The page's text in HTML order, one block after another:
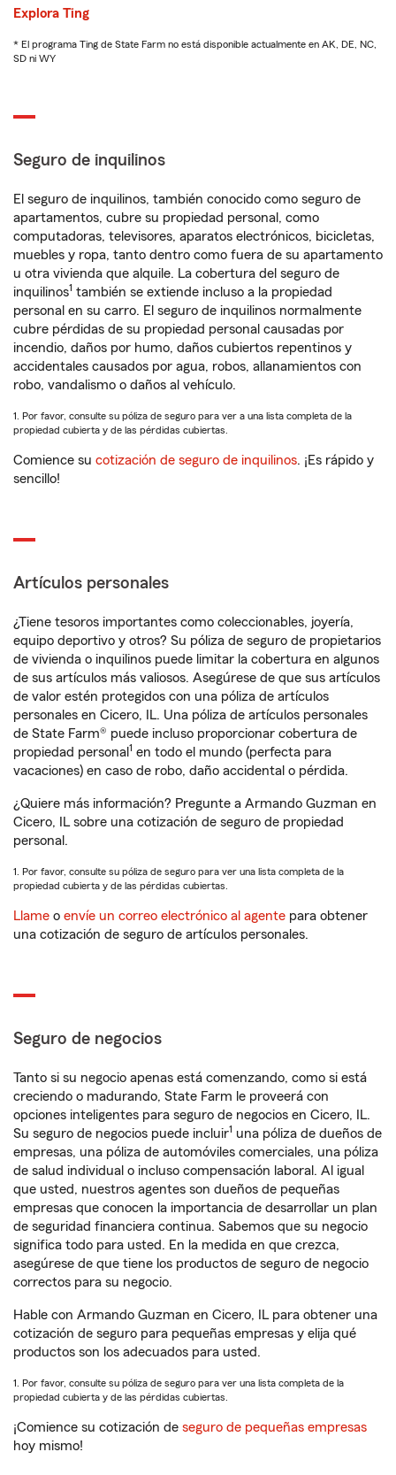
Explora Ting
* El programa Ting de State Farm no está disponible actualmente en AK, DE, NC,
SD ni WY
Seguro de inquilinos
El seguro de inquilinos, también conocido como seguro de
apartamentos, cubre su propiedad personal, como
computadoras, televisores, aparatos electrónicos, bicicletas,
muebles y ropa, tanto dentro como fuera de su apartamento
u otra vivienda que alquile. La cobertura del seguro de
inquilinos1 también se extiende incluso a la propiedad
personal en su carro. El seguro de inquilinos normalmente
cubre pérdidas de su propiedad personal causadas por
incendio, daños por humo, daños cubiertos repentinos y
accidentales causados por agua, robos, allanamientos con
robo, vandalismo o daños al vehículo.
1. Por favor, consulte su póliza de seguro para ver a una lista completa de la
propiedad cubierta y de las pérdidas cubiertas.
Comience su cotización de seguro de inquilinos. ¡Es rápido y
sencillo!
Artículos personales
¿Tiene tesoros importantes como coleccionables, joyería,
equipo deportivo y otros? Su póliza de seguro de propietarios
de vivienda o inquilinos puede limitar la cobertura en algunos
de sus artículos más valiosos. Asegúrese de que sus artículos
de valor estén protegidos con una póliza de artículos
personales en Cicero, IL. Una póliza de artículos personales
de State Farm® puede incluso proporcionar cobertura de
propiedad personal 1 en todo el mundo (perfecta para
vacaciones) en caso de robo, daño accidental o pérdida.
¿Quiere más información? Pregunte a Armando Guzman en
Cicero, IL sobre una cotización de seguro de propiedad
personal.
1. Por favor, consulte su póliza de seguro para ver una lista completa de la
propiedad cubierta y de las pérdidas cubiertas.
Llame o envíe un correo electrónico al agente para obtener
una cotización de seguro de artículos personales.
Seguro de negocios
Tanto si su negocio apenas está comenzando, como si está
creciendo o madurando, State Farm le proveerá con
opciones inteligentes para seguro de negocios en Cicero, IL.
Su seguro de negocios puede incluir1 una póliza de dueños de
empresas, una póliza de automóviles comerciales, una póliza
de salud individual o incluso compensación laboral. Al igual
que usted, nuestros agentes son dueños de pequeñas
empresas que conocen la importancia de desarrollar un plan
de seguridad financiera continua. Sabemos que su negocio
significa todo para usted. En la medida en que crezca,
asegúrese de que tiene los productos de seguro de negocio
correctos para su negocio.
Hable con Armando Guzman en Cicero, IL para obtener una
cotización de seguro para pequeñas empresas y elija qué
productos son los adecuados para usted.
1. Por favor, consulte su póliza de seguro para ver una lista completa de la
propiedad cubierta y de las pérdidas cubiertas.
¡Comience su cotización de seguro de pequeñas empresas
hoy mismo!